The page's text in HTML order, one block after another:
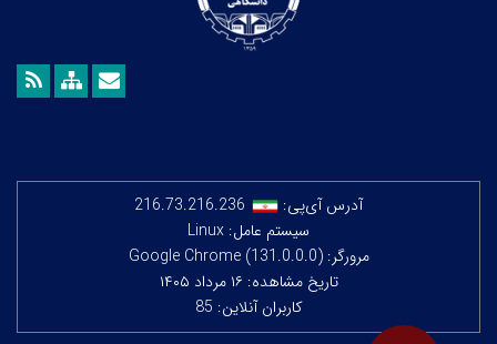
آدرس آی‌پی:
216.73.216.236
سیستم عامل: Linux
مرورگر: Google Chrome (131.0.0.0)
تاریخ مشاهده: ۱۶ مرداد ۱۴۰۵
کاربران آنلاین: 85